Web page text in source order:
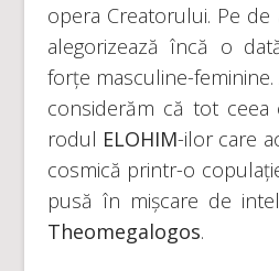
opera Creatorului. Pe de
alegorizează încă o
forțe masculine-feminine.
considerăm că tot ceea
rodul ELOHIM-ilor care
cosmică printr-o
pusă în mișcare de
Theomegalogos.